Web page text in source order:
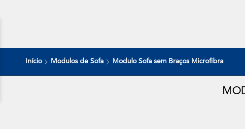
Início Modulos de Sofa Modulo Sofa sem Braços Microfibra